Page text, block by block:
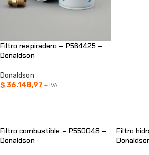
Filtro respiradero – P564425 –
Donaldson
Donaldson
$ 36.148,97 + IVA
Filtro combustible – P550048 –
Donaldson
Filtro